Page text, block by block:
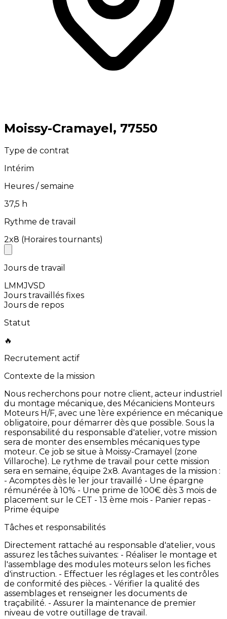
⁨Moissy-Cramayel⁩, ⁨77550⁩
Type de contrat
Intérim
Heures / semaine
⁨37,5⁩ h
Rythme de travail
⁨2x8⁩ (Horaires tournants)
Jours de travail
LMMJVSD
Jours travaillés fixes
Jours de repos
Statut
🔥
Recrutement actif
Contexte de la mission
Nous recherchons pour notre client, acteur industriel
du montage mécanique, des Mécaniciens Monteurs
Moteurs H/F, avec une 1ère expérience en mécanique
obligatoire, pour démarrer dès que possible. Sous la
responsabilité du responsable d'atelier, votre mission
sera de monter des ensembles mécaniques type
moteur. Ce job se situe à Moissy-Cramayel (zone
Villaroche). Le rythme de travail pour cette mission
sera en semaine, équipe 2x8. Avantages de la mission :
- Acomptes dès le 1er jour travaillé - Une épargne
rémunérée à 10% - Une prime de 100€ dès 3 mois de
placement sur le CET - 13 ème mois - Panier repas -
Prime équipe
Tâches et responsabilités
Directement rattaché au responsable d'atelier, vous
assurez les tâches suivantes: - Réaliser le montage et
l'assemblage des modules moteurs selon les fiches
d'instruction. - Effectuer les réglages et les contrôles
de conformité des pièces. - Vérifier la qualité des
assemblages et renseigner les documents de
traçabilité. - Assurer la maintenance de premier
niveau de votre outillage de travail.